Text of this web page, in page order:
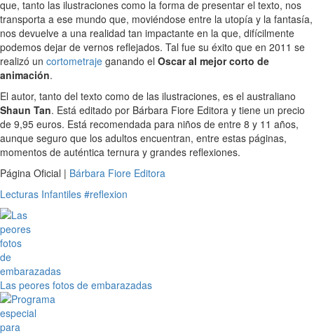
que, tanto las ilustraciones como la forma de presentar el texto, nos
transporta a ese mundo que, moviéndose entre la utopía y la fantasía,
nos devuelve a una realidad tan impactante en la que, difícilmente
podemos dejar de vernos reflejados. Tal fue su éxito que en 2011 se
realizó un cortometraje ganando el Oscar al mejor corto de
animación.
El autor, tanto del texto como de las ilustraciones, es el australiano
Shaun Tan. Está editado por Bárbara Fiore Editora y tiene un precio
de 9,95 euros. Está recomendada para niños de entre 8 y 11 años,
aunque seguro que los adultos encuentran, entre estas páginas,
momentos de auténtica ternura y grandes reflexiones.
Página Oficial | Bárbara Fiore Editora
Lecturas Infantiles #reflexion
Las peores fotos de embarazadas